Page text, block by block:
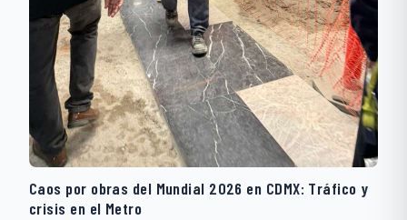
Caos por obras del Mundial 2026 en CDMX: Tráfico y
crisis en el Metro